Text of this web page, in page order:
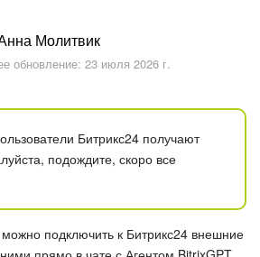
в Битрикс24
Молитвик
обновление: 23 июля 2026 г.
Битрикс24 получают
подождите, скоро все
подключить к Битрикс24 внешние